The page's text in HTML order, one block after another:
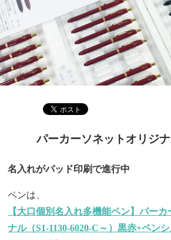
パーカーソネットオリジ
名入れがパッド印刷で進行中
ペンは、
【大口個別名入れ多機能ペン】パー
ナル（S1-1130-6020-C～）黒赤+ペン